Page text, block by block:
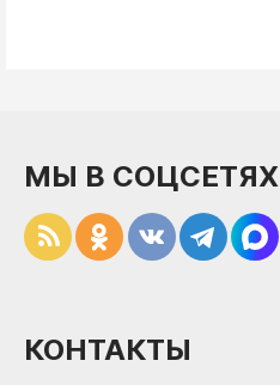
МЫ В СОЦСЕТЯХ
КОНТАКТЫ